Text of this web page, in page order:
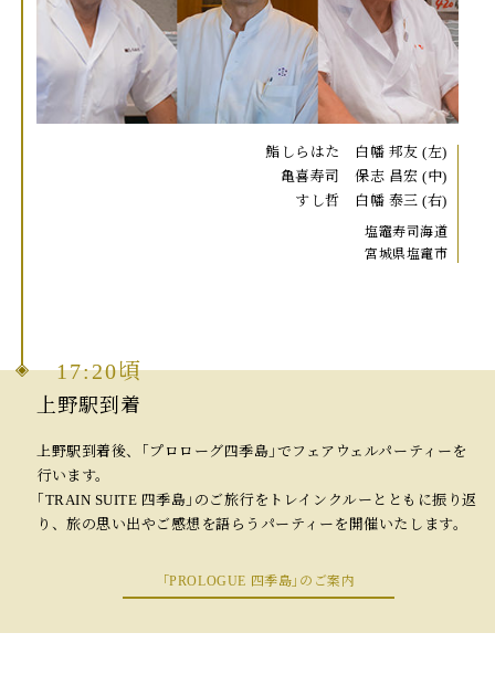
鮨しらはた 白幡 邦友 (左)
亀喜寿司 保志 昌宏 (中)
すし哲 白幡 泰三 (右)
塩竈寿司海道
宮城県塩竃市
17:20頃
上野駅到着
上野駅到着後、｢プロローグ四季島｣でフェアウェルパーティーを
行います。
｢TRAIN SUITE 四季島｣のご旅行をトレインクルーとともに振り返
り、旅の思い出やご感想を語らうパーティーを開催いたします。
｢PROLOGUE 四季島｣のご案内